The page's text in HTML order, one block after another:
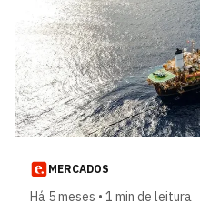
MERCADOS
Há 5 meses • 1 min de leitura